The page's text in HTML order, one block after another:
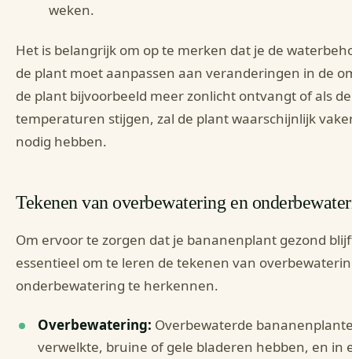
weken.
Het is belangrijk om op te merken dat je de
de plant moet aanpassen aan veranderingen in de
de plant bijvoorbeeld meer zonlicht ontvangt of als de
temperaturen stijgen, zal de plant waarschijnlijk
nodig hebben.
Tekenen van overbewatering en
Om ervoor te zorgen dat je bananenplant gezond
essentieel om te leren de tekenen van
onderbewatering te herkennen.
Overbewatering: Overbewaterde
verwelkte, bruine of gele bladeren hebben, en in